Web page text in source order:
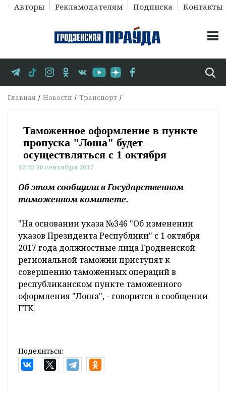
Авторы Рекламодателям Подписка Контакты
Главная Новости Транспорт
Таможенное оформление в пункте
пропуска "Лоша" будет
осуществляться с 1 октября
12:55 30 сентября 2017
Об этом сообщили в Государственном
таможенном комитете.
"На основании указа №346 "Об изменении
указов Президента Республики" с 1 октября
2017 года должностные лица Гродненской
региональной таможни приступят к
совершению таможенных операций в
республиканском пункте таможенного
оформления "Лоша", - говорится в сообщении
ГТК.
Поделиться: